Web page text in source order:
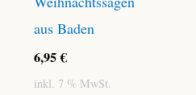
aus Baden
6,95€
inkl. 7 % MwSt.